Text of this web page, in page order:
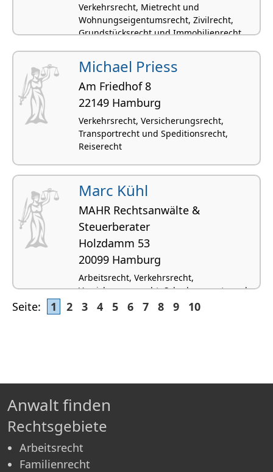
Verkehrsrecht, Mietrecht und
Wohnungseigentumsrecht, Zivilrecht,
Grundstücksrecht und Immobilienrecht
Michael Priess
Am Friedhof 8
22149 Hamburg
Verkehrsrecht, Versicherungsrecht,
Transportrecht und Speditionsrecht,
Reiserecht
Marc Kühl
MAHR Rechtsanwälte &
Steuerberater
Holzdamm 53
20099 Hamburg
Arbeitsrecht, Verkehrsrecht,
Versicherungsrecht, Schadensersatz und
Schmerzensgeldrecht
Seite: 1 2 3 4 5 6 7 8 9 10
Anwalt finden
Rechtsgebiete
Arbeitsrecht
Familienrecht